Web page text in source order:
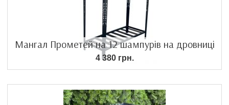
Мангал Прометей на 12 шампурів на дровниці
4 380 грн.